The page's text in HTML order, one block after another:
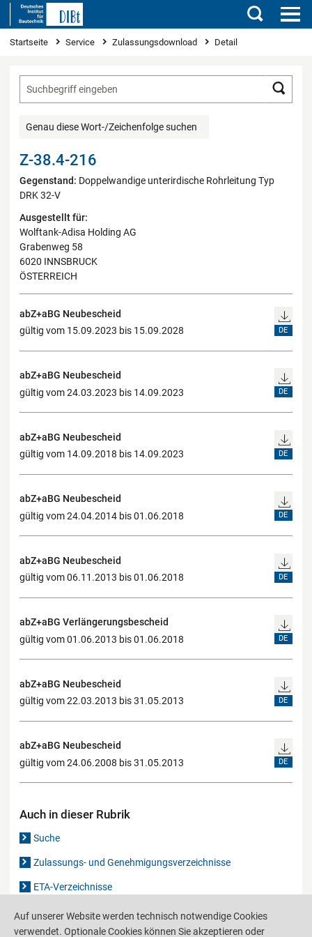
Suchen
Sie sind hier
Startseite Service Zulassungsdownload Detail
Genau diese Wort-/Zeichenfolge suchen
Z-38.4-216
Gegenstand: Doppelwandige unterirdische Rohrleitung Typ
DRK 32-V
Ausgestellt für:
Wolftank-Adisa Holding AG
Grabenweg 58
6020 INNSBRUCK
ÖSTERREICH
abZ+aBG Neubescheid
gültig vom 15.09.2023 bis 15.09.2028
DE
abZ+aBG Neubescheid
gültig vom 24.03.2023 bis 14.09.2023
DE
abZ+aBG Neubescheid
gültig vom 14.09.2018 bis 14.09.2023
DE
abZ+aBG Neubescheid
gültig vom 24.04.2014 bis 01.06.2018
DE
abZ+aBG Neubescheid
gültig vom 06.11.2013 bis 01.06.2018
DE
abZ+aBG Verlängerungsbescheid
gültig vom 01.06.2013 bis 01.06.2018
DE
abZ+aBG Neubescheid
gültig vom 22.03.2013 bis 31.05.2013
DE
abZ+aBG Neubescheid
gültig vom 24.06.2008 bis 31.05.2013
DE
Auch in dieser Rubrik
Suche
Zulassungs- und Genehmigungsverzeichnisse
ETA-Verzeichnisse
Gutachten-Verzeichnis
Auf unserer Website werden technisch notwendige Cookies
verwendet. Optionale Cookies können Sie akzeptieren oder